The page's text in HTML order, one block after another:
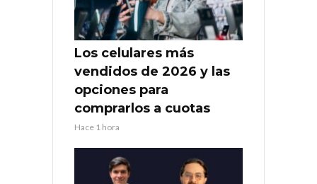
Los celulares más
vendidos de 2026 y las
opciones para
comprarlos a cuotas
Hace 1 hora